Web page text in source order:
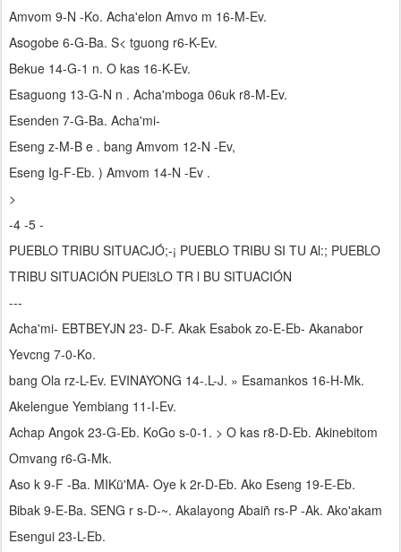
Amvom 9-N -Ko. Acha'elon Amvo m 16-M-Ev.
Asogobe 6-G-Ba. S< tguong r6-K-Ev.
Bekue 14-G-1 n. O kas 16-K-Ev.
Esaguong 13-G-N n . Acha'mboga 06uk r8-M-Ev.
Esenden 7-G-Ba. Acha'mi-
Eseng z-M-B e . bang Amvom 12-N -Ev,
Eseng Ig-F-Eb. ) Amvom 14-N -Ev .
>
-4 -5 -
PUEBLO TRIBU SITUACJÓ;-¡ PUEBLO TRIBU SI TU Al:; PUEBLO
TRIBU SITUACIÓN PUEl3LO TR l BU SITUACIÓN
---
Acha'mi- EBTBEYJN 23- D-F. Akak Esabok zo-E-Eb- Akanabor
Yevcng 7-0-Ko.
bang Ola rz-L-Ev. EVINAYONG 14-.L-J. » Esamankos 16-H-Mk.
Akelengue Yembiang 11-I-Ev.
Achap Angok 23-G-Eb. KoGo s-0-1. > O kas r8-D-Eb. Akinebitom
Omvang r6-G-Mk.
Aso k 9-F -Ba. MIKü'MA- Oye k 2r-D-Eb. Ako Eseng 19-E-Eb.
Bibak 9-E-Ba. SENG r s-D-~. Akalayong Abaiñ rs-P -Ak. Ako'akam
Esengui 23-L-Eb.